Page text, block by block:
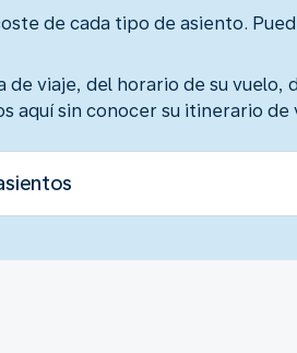
de cada tipo de asiento.
viaje, del horario de su vuelo,
aquí sin conocer su itinerario de